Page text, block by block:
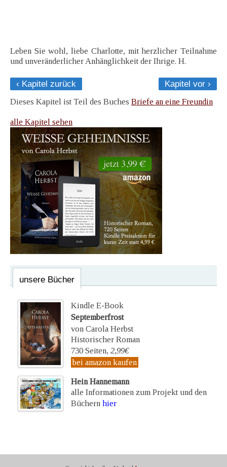
Leben Sie wohl, liebe Charlotte, mit herzlicher Teilnahme
und unveränderlicher Anhänglichkeit der Ihrige. H.
‹ Kapitel zurück
Kapitel vor ›
Dieses Kapitel ist Teil des Buches Briefe an eine Freundin
alle Kapitel sehen
unsere Bücher
Kindle E-Book
Septemberfrost
von Carola Herbst
Historischer Roman
730 Seiten, 2,99€
bei amazon kaufen
Hein Hannemann
alle Informationen zum Projekt und den
Büchern hier